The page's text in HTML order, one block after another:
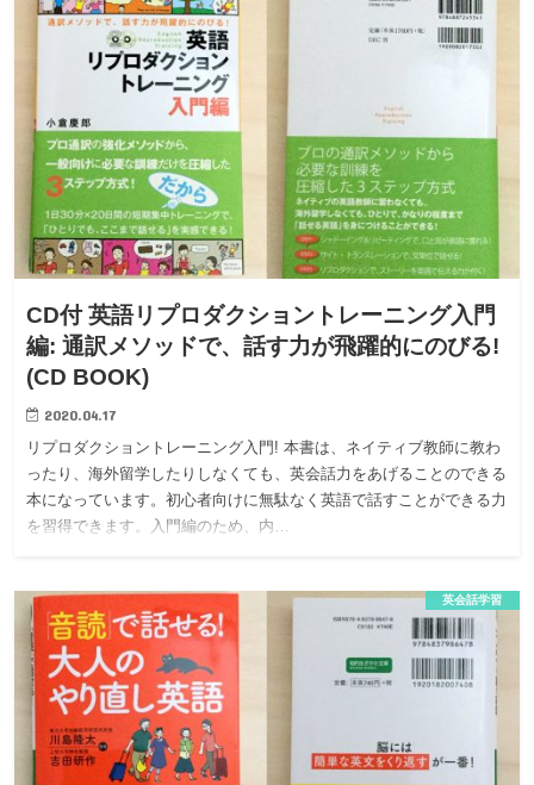
CD付 英語リプロダクショントレーニング入門
編: 通訳メソッドで、話す力が飛躍的にのびる!
(CD BOOK)
2020.04.17
リプロダクショントレーニング入門! 本書は、ネイティブ教師に教わ
ったり、海外留学したりしなくても、英会話力をあげることのできる
本になっています。初心者向けに無駄なく英語で話すことができる力
を習得できます。入門編のため、内…
英会話学習